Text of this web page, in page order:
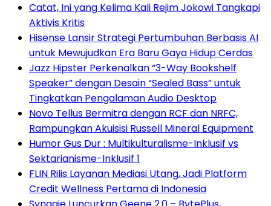
Catat, Ini yang Kelima Kali Rejim Jokowi Tangkapi
Aktivis Kritis
Hisense Lansir Strategi Pertumbuhan Berbasis AI
untuk Mewujudkan Era Baru Gaya Hidup Cerdas
Jazz Hipster Perkenalkan “3-Way Bookshelf
Speaker” dengan Desain “Sealed Bass” untuk
Tingkatkan Pengalaman Audio Desktop
Novo Tellus Bermitra dengan RCF dan NRFC,
Rampungkan Akuisisi Russell Mineral Equipment
Humor Gus Dur : Multikulturalisme-Inklusif vs
Sektarianisme-Inklusif 1
FLIN Rilis Layanan Mediasi Utang, Jadi Platform
Credit Wellness Pertama di Indonesia